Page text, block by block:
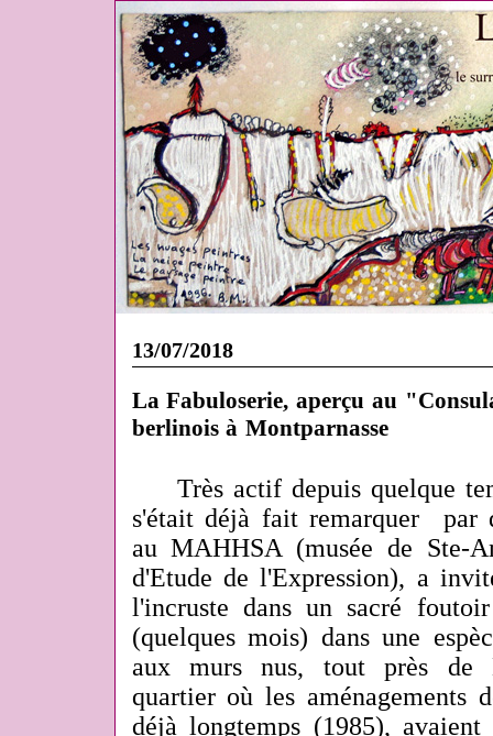
13/07/2018
La Fabuloserie, aperçu au
berlinois à Montparnasse
Très actif depuis quelque
s'était déjà fait remarquer par
au MAHHSA (musée de Ste-
d'Etude de l'Expression), a
l'incruste dans un sacré
(quelques mois) dans une
aux murs nus, tout près de
quartier où les
déjà longtemps (1985),